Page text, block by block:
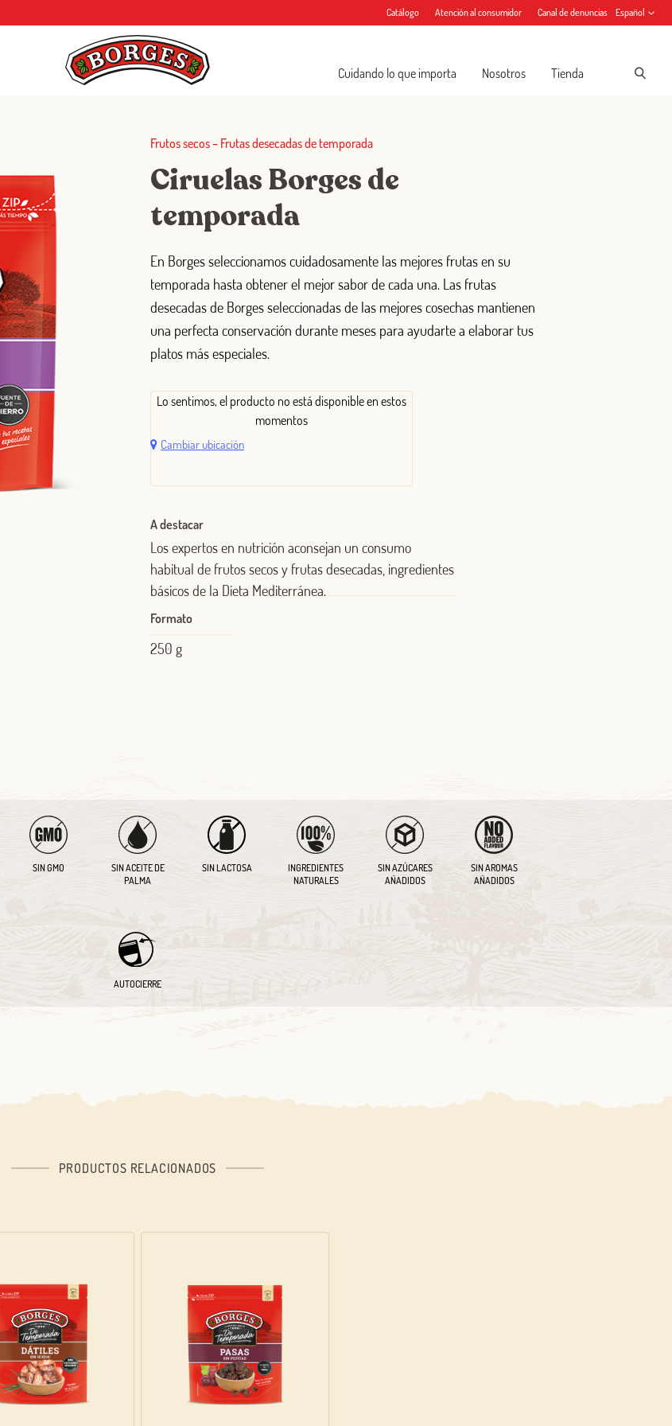
Catálogo Atención al consumidor Canal de denuncias Español
Cuidando lo que importa Nosotros Tienda
Frutos secos– Frutas desecadas de temporada
Ciruelas Borges de
temporada
En Borges seleccionamos cuidadosamente las mejores frutas en su
temporada hasta obtener el mejor sabor de cada una. Las frutas
desecadas de Borges seleccionadas de las mejores cosechas mantienen
una perfecta conservación durante meses para ayudarte a elaborar tus
platos más especiales.
Lo sentimos, el producto no está disponible en estos
momentos
Cambiar ubicación
A destacar
Los expertos en nutrición aconsejan un consumo
habitual de frutos secos y frutas desecadas, ingredientes
básicos de la Dieta Mediterránea.
Formato
250 g
SIN GMO
SIN ACEITE DE
PALMA
SIN LACTOSA
INGREDIENTES
NATURALES
SIN AZÚCARES
AÑADIDOS
SIN AROMAS
AÑADIDOS
AUTOCIERRE
PRODUCTOS RELACIONADOS
Iniciar sesión con Facebook
¿Aún no estás ya registrado en el Club Borges?Regístrate aquí.